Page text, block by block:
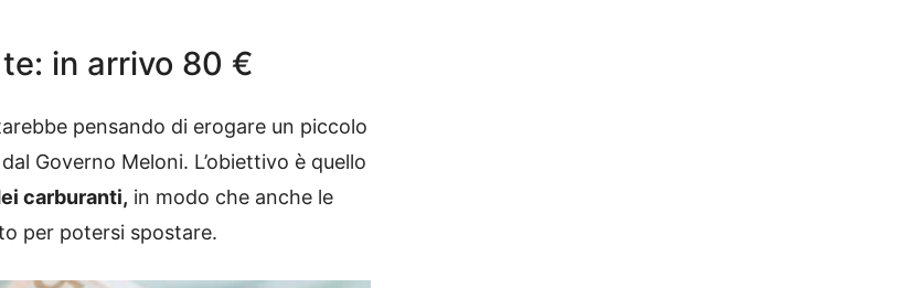
in arrivo 80 €
pensando di erogare un piccolo
Governo Meloni. L’obiettivo è quello
carburanti, in modo che anche le
per potersi spostare.